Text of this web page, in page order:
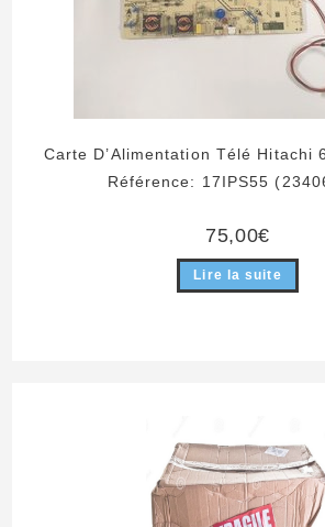
Carte D’Alimentation Télé Hitachi
Référence: 17IPS55
75,00€
Lire la suite